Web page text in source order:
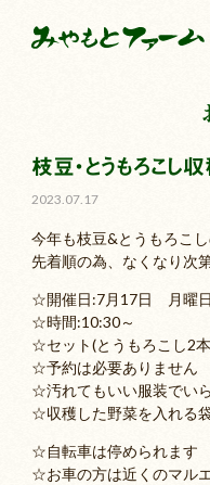
枝豆・とうもろこし
2023.07.17
今年も枝豆&とうもろこ
先着順の為、なくなり次
☆開催日:7月17日 月曜
☆時間:10:30～
☆セット(とうもろこし2
☆予約は必要ありません
☆汚れてもいい服装でい
☆収穫した野菜を入れる
☆自転車は停められます
☆お車の方は近くのマル